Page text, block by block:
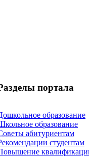
портала
образование
образование
абитуриентам
студентам